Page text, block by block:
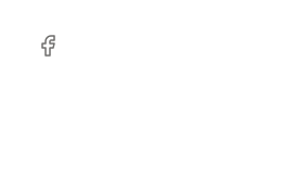
Facebook